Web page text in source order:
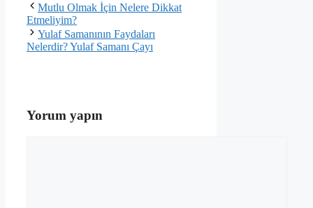
Mutlu Olmak İçin Nelere Dikkat
Etmeliyim?
Yulaf Samanının Faydaları
Nelerdir? Yulaf Samanı Çayı
Yorum yapın